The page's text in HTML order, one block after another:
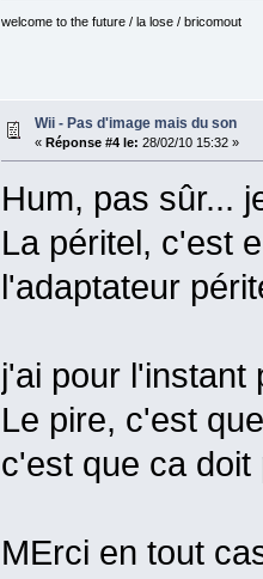
welcome to the future / la lose / bricomout
Wii - Pas d'image mais du son
« Réponse #4 le: 28/02/10 15:32 »
Hum, pas sûr...
La péritel, c'est
l'adaptateur
j'ai pour l'instant
Le pire, c'est
c'est que ca doit
MErci en tout